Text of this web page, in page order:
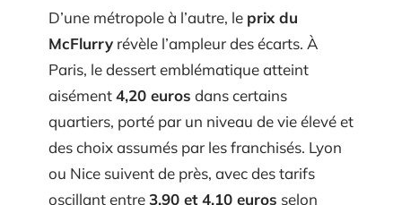
D’une métropole à l’autre, le prix du
McFlurry révèle l’ampleur des écarts. À
Paris, le dessert emblématique atteint
aisément4,20 euros dans certains
quartiers, porté par un niveau de vie élevé et
des choix assumés par les franchisés. Lyon
ou Nice suivent de près, avec des tarifs
oscillant entre3,90 et 4,10 euros selon